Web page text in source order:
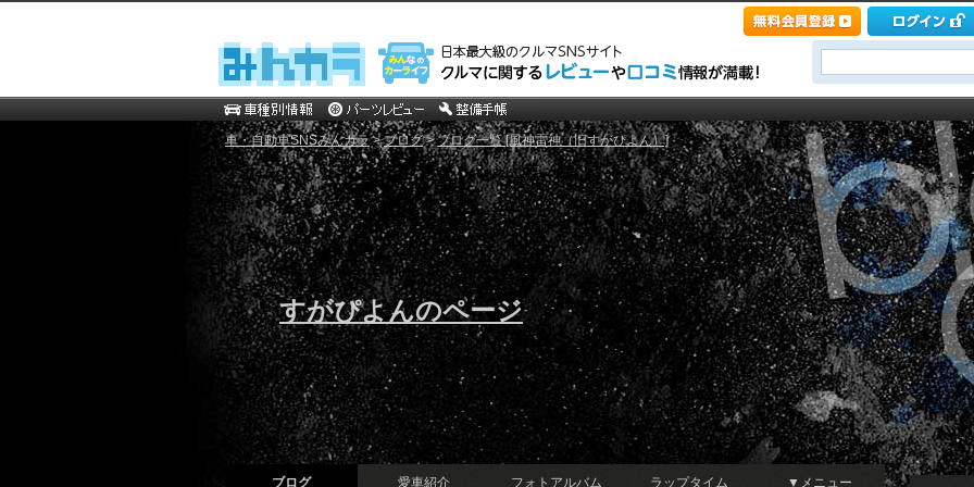
車・自動車SNSみんカラ>ブログ>ブログ一覧 [風神雷神（旧すがぴよん）]
すがぴよんのページ
ブログ 愛車紹介 フォトアルバム ラップタイム ▼メニュー